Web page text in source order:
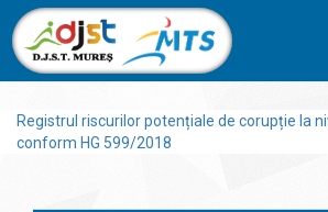
Registrul riscurilor potențiale de corupție la
conform HG 599/2018